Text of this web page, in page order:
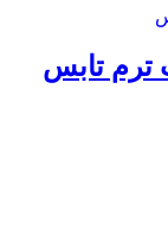
ترم تابس